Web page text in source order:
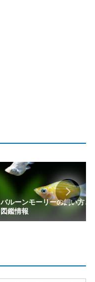
バルーンモーリーの飼い方と
図鑑情報